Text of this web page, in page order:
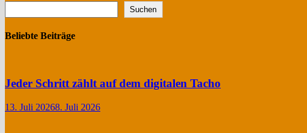
Suchen
Beliebte Beiträge
Jeder Schritt zählt auf dem digitalen Tacho
13. Juli 20268. Juli 2026